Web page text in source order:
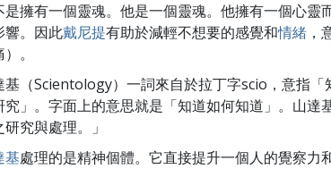
是擁有一個靈魂。他是一個靈魂。他擁有一個心靈
響。因此戴尼提有助於減輕不想要的感覺和情緒 ，
。
基（Scientology）一詞來自於拉丁字scio，意指
究」。字面上的意思就是「知道如何知道」。山達
研究與處理。」
基處理的是精神個體。它直接提升一個人的覺察